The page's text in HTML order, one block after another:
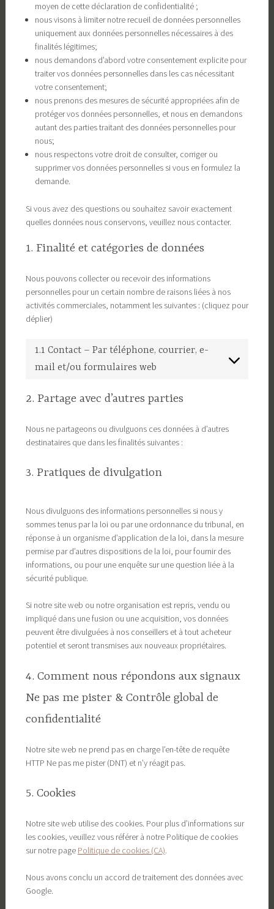
moyen de cette déclaration de confidentialité ;
nous visons à limiter notre recueil de données personnelles
uniquement aux données personnelles nécessaires à des
finalités légitimes;
nous demandons d’abord votre consentement explicite pour
traiter vos données personnelles dans les cas nécessitant
votre consentement;
nous prenons des mesures de sécurité appropriées afin de
protéger vos données personnelles, et nous en demandons
autant des parties traitant des données personnelles pour
nous;
nous respectons votre droit de consulter, corriger ou
supprimer vos données personnelles si vous en formulez la
demande.
Si vous avez des questions ou souhaitez savoir exactement
quelles données nous conservons, veuillez nous contacter.
1. Finalité et catégories de données
Nous pouvons collecter ou recevoir des informations
personnelles pour un certain nombre de raisons liées à nos
activités commerciales, notamment les suivantes : (cliquez pour
déplier)
1.1 Contact – Par téléphone, courrier, e-
mail et/ou formulaires web
2. Partage avec d’autres parties
Nous ne partageons ou divulguons ces données à d’autres
destinataires que dans les finalités suivantes :
3. Pratiques de divulgation
Nous divulguons des informations personnelles si nous y
sommes tenus par la loi ou par une ordonnance du tribunal, en
réponse à un organisme d’application de la loi, dans la mesure
permise par d’autres dispositions de la loi, pour fournir des
informations, ou pour une enquête sur une question liée à la
sécurité publique.
Si notre site web ou notre organisation est repris, vendu ou
impliqué dans une fusion ou une acquisition, vos données
peuvent être divulguées à nos conseillers et à tout acheteur
potentiel et seront transmises aux nouveaux propriétaires.
4. Comment nous répondons aux signaux
Ne pas me pister & Contrôle global de
confidentialité
Notre site web ne prend pas en charge l’en-tête de requête
HTTP Ne pas me pister (DNT) et n’y réagit pas.
5. Cookies
Notre site web utilise des cookies. Pour plus d’informations sur
les cookies, veuillez vous référer à notre Politique de cookies
sur notre page Politique de cookies (CA).
Nous avons conclu un accord de traitement des données avec
Google.